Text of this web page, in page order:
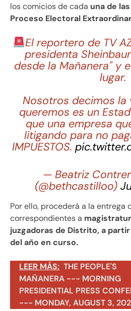
los comicios de cada una de
Proceso Electoral
El reportero de TV
presidenta
desde la Mañanera" y
lugar.
Nosotros decimos la
queremos es un
que una empresa
litigando para no
IMPUESTOS.
— Beatriz
(@bethcastilloo)
Por ello, procederá a la entrega
correspondientes a
juzgadoras de Distrito, a
del año en curso.
LEER MÁS: THE PEOPLE'S
MAÑANERA --- MORNING
PRESIDENTIAL PRESS
--- MONDAY, AUGUST 3,